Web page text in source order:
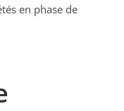
en phase de